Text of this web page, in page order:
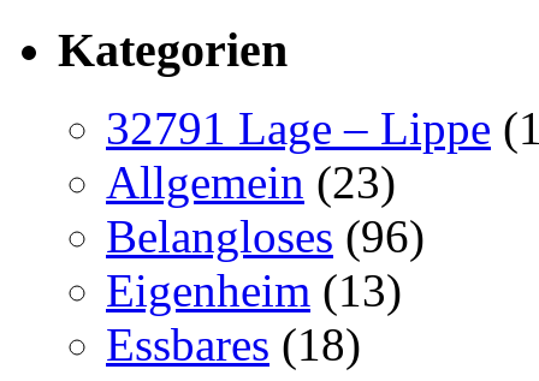
Kategorien
32791 Lage – Lippe
Allgemein (23)
Belangloses (96)
Eigenheim (13)
Essbares (18)